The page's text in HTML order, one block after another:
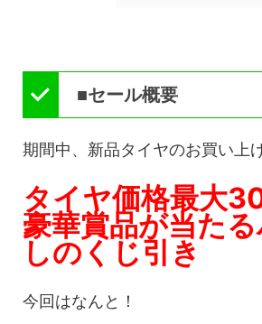
■セール概要
期間中、新品タイヤのお買い上
タイヤ価格最大
豪華賞品が当た
しのくじ引き
今回はなんと！